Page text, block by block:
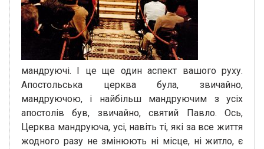
мандруючі. І це ще один аспект вашого руху.
Апостольська церква була, звичайно,
мандруючою, і найбільш мандруючим з усіх
апостолів був, звичайно, святий Павло. Ось,
Церква мандруюча, усі, навіть ті, які за все життя
жодного разу не змінюють ні місце, ні житло, є